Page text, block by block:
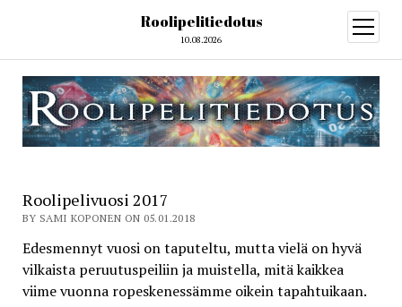
Roolipelitiedotus
10.08.2026
open
menu
Roolipelivuosi 2017
BY SAMI KOPONEN ON 05.01.2018
Edesmennyt vuosi on taputeltu, mutta vielä on hyvä
vilkaista peruutuspeiliin ja muistella, mitä kaikkea
viime vuonna ropeskenessämme oikein tapahtuikaan.